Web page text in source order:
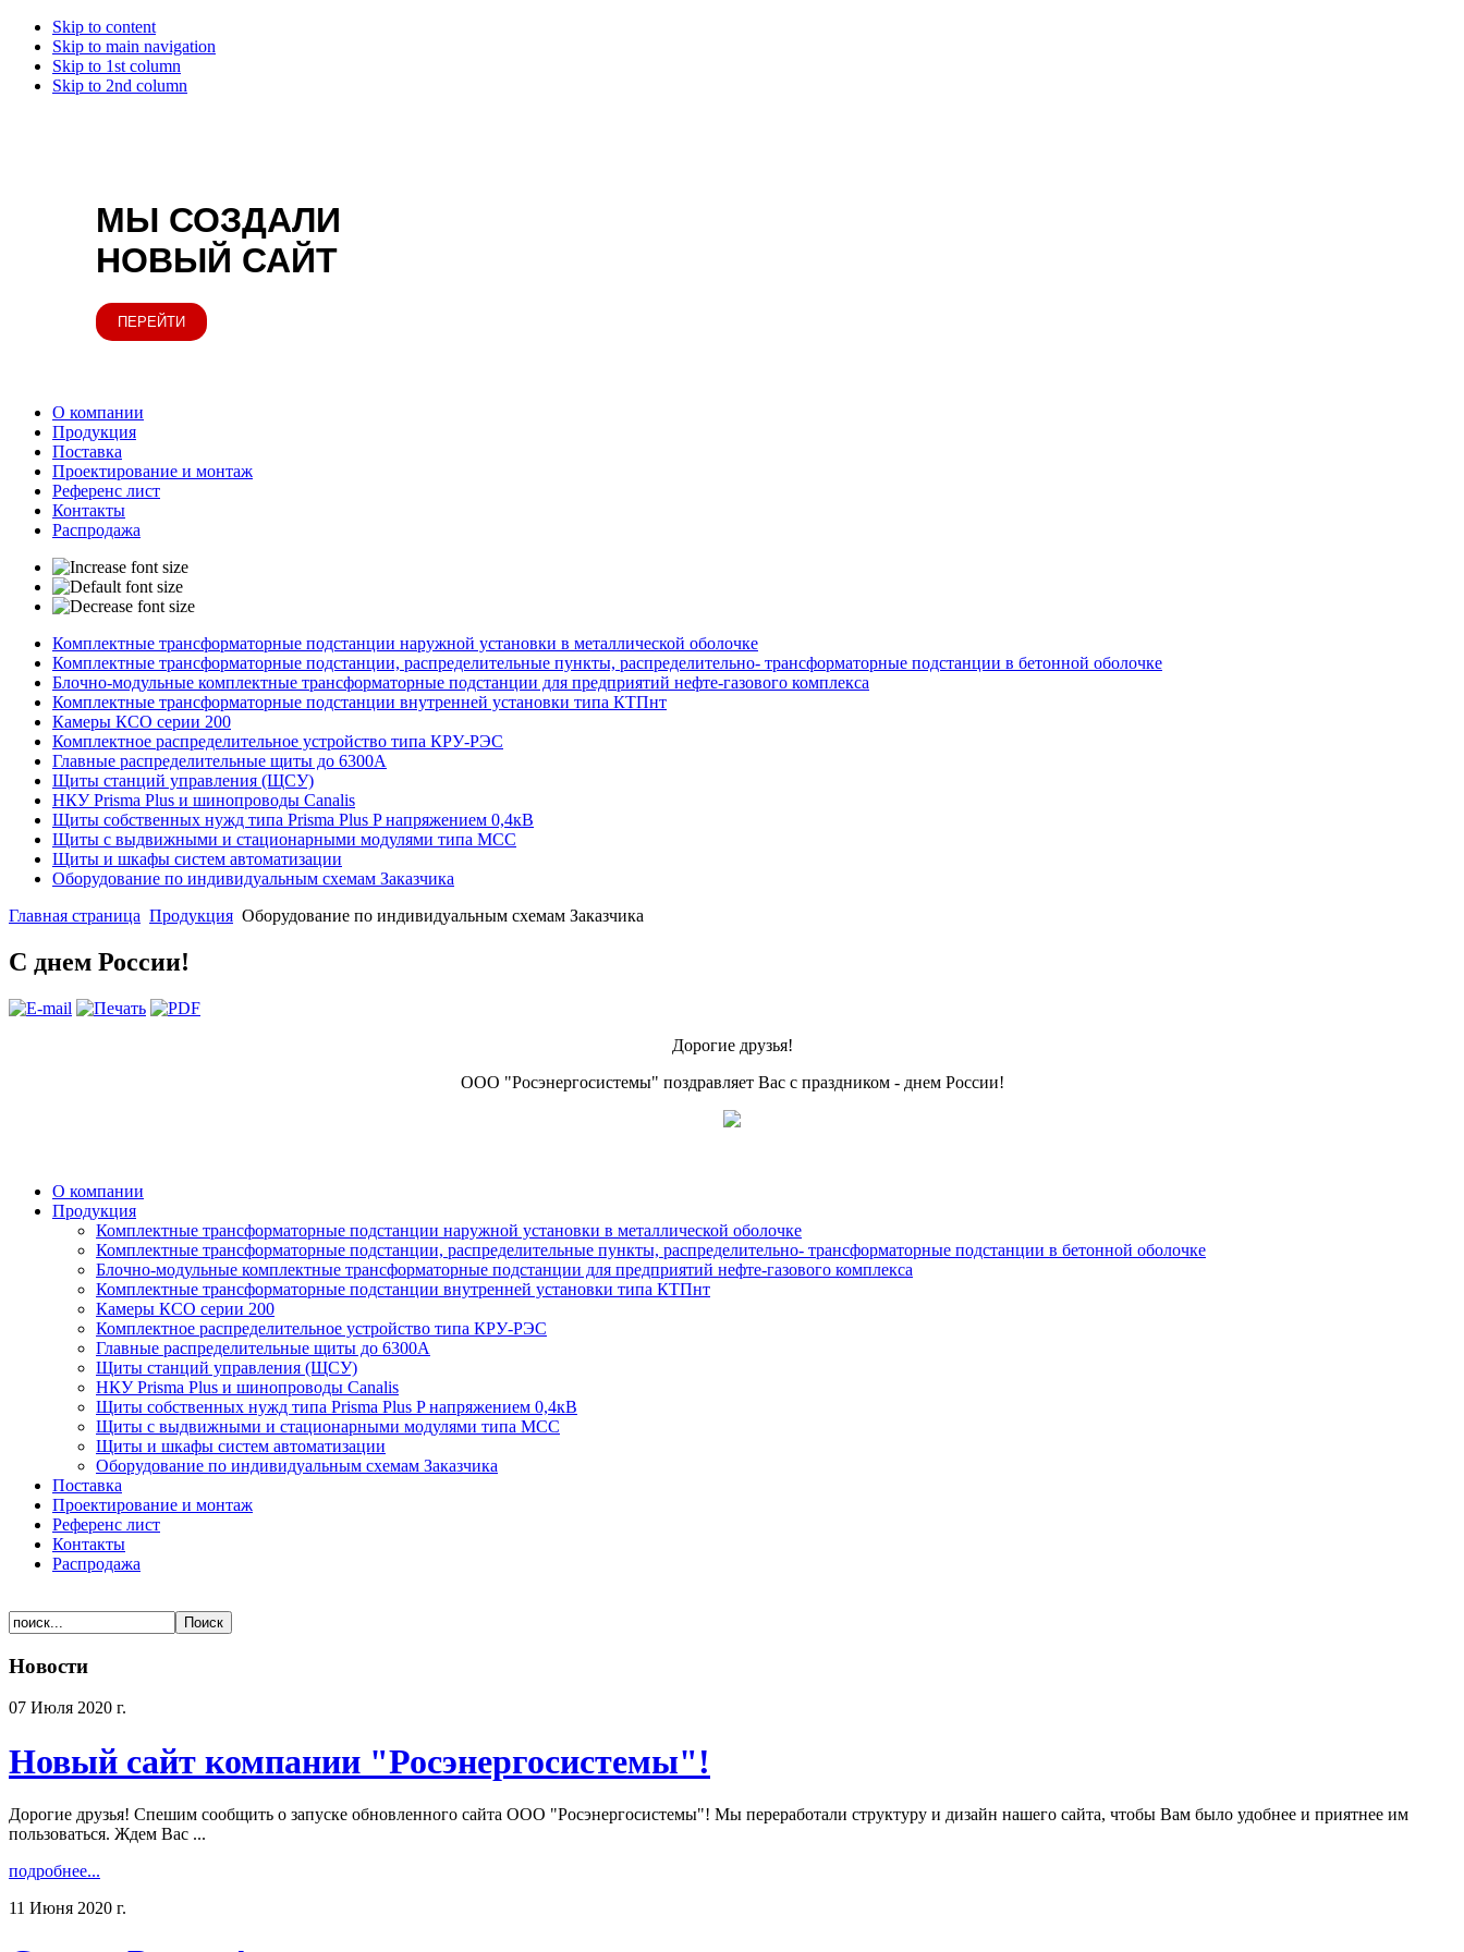
Skip to content
Skip to main navigation
Skip to 1st column
Skip to 2nd column
МЫ СОЗДАЛИ
НОВЫЙ САЙТ
ПЕРЕЙТИ
О компании
Продукция
Поставка
Проектирование и монтаж
Референс лист
Контакты
Распродажа
Комплектные трансформаторные подстанции наружной установки в металлической оболочке
Комплектные трансформаторные подстанции, распределительные пункты, распределительно- трансформаторные подстанции в бетонной оболочке
Блочно-модульные комплектные трансформаторные подстанции для предприятий нефте-газового комплекса
Комплектные трансформаторные подстанции внутренней установки типа КТПнт
Камеры КСО серии 200
Комплектное распределительное устройство типа КРУ-РЭС
Главные распределительные щиты до 6300А
Щиты станций управления (ЩСУ)
НКУ Prisma Plus и шинопроводы Canalis
Щиты собственных нужд типа Prisma Plus P напряжением 0,4кВ
Щиты с выдвижными и стационарными модулями типа МСС
Щиты и шкафы систем автоматизации
Оборудование по индивидуальным схемам Заказчика
Главная страница Продукция Оборудование по индивидуальным схемам Заказчика
С днем России!
Дорогие друзья!
ООО "Росэнергосистемы" поздравляет Вас с праздником - днем России!
О компании
Продукция
Комплектные трансформаторные подстанции наружной установки в металлической оболочке
Комплектные трансформаторные подстанции, распределительные пункты, распределительно- трансформаторные подстанции в бетонной оболочке
Блочно-модульные комплектные трансформаторные подстанции для предприятий нефте-газового комплекса
Комплектные трансформаторные подстанции внутренней установки типа КТПнт
Камеры КСО серии 200
Комплектное распределительное устройство типа КРУ-РЭС
Главные распределительные щиты до 6300А
Щиты станций управления (ЩСУ)
НКУ Prisma Plus и шинопроводы Canalis
Щиты собственных нужд типа Prisma Plus P напряжением 0,4кВ
Щиты с выдвижными и стационарными модулями типа МСС
Щиты и шкафы систем автоматизации
Оборудование по индивидуальным схемам Заказчика
Поставка
Проектирование и монтаж
Референс лист
Контакты
Распродажа
Новости
07 Июля 2020 г.
Новый сайт компании "Росэнергосистемы"!
Дорогие друзья! Спешим сообщить о запуске обновленного сайта ООО "Росэнергосистемы"! Мы переработали структуру и дизайн нашего сайта, чтобы Вам было удобнее и приятнее им
пользоваться. Ждем Вас ...
подробнее...
11 Июня 2020 г.